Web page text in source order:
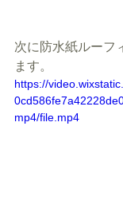
次に防水紙ルーフ
ます。
https://
mp4/file.mp4